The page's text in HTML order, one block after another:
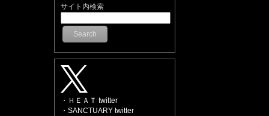
サイト内検索
Search
・ＨＥＡＴ twitter
・SANCTUARY twitter